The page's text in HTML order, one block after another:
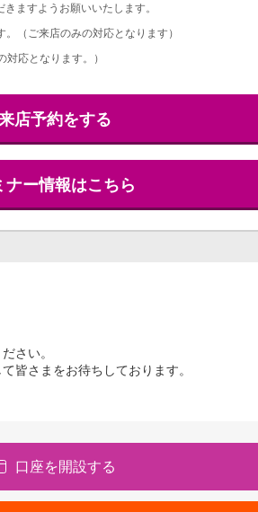
ますようお願いいたします。
（ご来店のみの対応となります）
応となります。）
店予約をする
ナー情報はこちら
さい。
皆さまをお待ちしております。
口座を開設する